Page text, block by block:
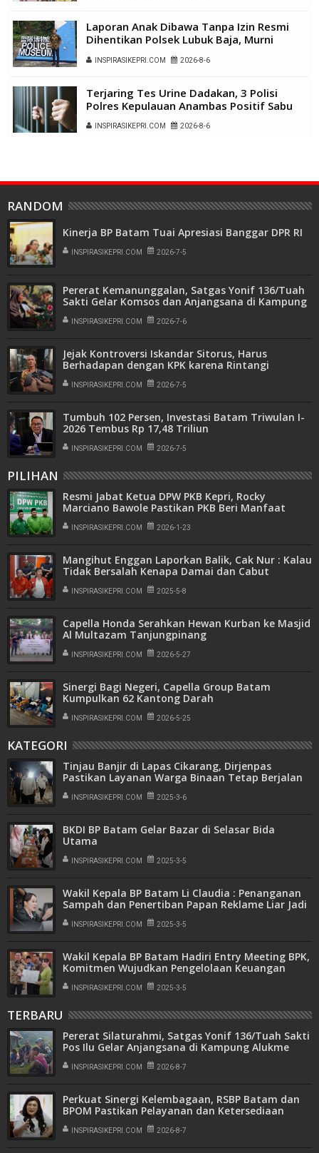
Laporan Anak Dibawa Tanpa Izin Resmi
Dihentikan Polsek Lubuk Baja, Murni
Sengketa Hak Asuh
INSPIRASIKEPRI.COM 2026-8-6
Terjaring Tes Urine Dadakan, 3 Polisi
Polres Kepulauan Anambas Positif Sabu
INSPIRASIKEPRI.COM 2026-8-6
RANDOM
Kinerja BP Batam Tuai Apresiasi Banggar DPR RI
INSPIRASIKEPRI.COM 2026-7-5
Pererat Kemanunggalan, Satgas Yonif 136/Tuah
Sakti Gelar Komsos dan Anjangsana di Kampung
Anepalui
INSPIRASIKEPRI.COM 2026-7-6
Jejak Kontroversi Iskandar Sitorus, Harus
Berhadapan dengan KPK karena Rintangi
Penyidikan dan Disorot Isu "Uang Damai"
INSPIRASIKEPRI.COM 2026-7-5
Tumbuh 102 Persen, Investasi Batam Triwulan I-
2026 Tembus Rp 17,48 Triliun
INSPIRASIKEPRI.COM 2026-7-5
PILIHAN
Resmi Jabat Ketua DPW PKB Kepri, Rocky
Marciano Bawole Pastikan PKB Beri Manfaat
Nyata Bagi Masyarakat
INSPIRASIKEPRI.COM 2026-1-23
Mangihut Enggan Laporkan Balik, Cak Nur : Kalau
Tidak Bersalah Kenapa Damai dan Cabut
Laporan
INSPIRASIKEPRI.COM 2025-5-8
Capella Honda Serahkan Hewan Kurban ke Masjid
Al Multazam Tanjungpinang
INSPIRASIKEPRI.COM 2026-5-27
Sinergi Bagi Negeri, Capella Group Batam
Kumpulkan 62 Kantong Darah
INSPIRASIKEPRI.COM 2026-5-25
KATEGORI
Tinjau Banjir di Lapas Cikarang, Dirjenpas
Pastikan Layanan Warga Binaan Tetap Berjalan
INSPIRASIKEPRI.COM 2025-3-6
BKDI BP Batam Gelar Bazar di Selasar Bida
Utama
INSPIRASIKEPRI.COM 2025-3-5
Wakil Kepala BP Batam Li Claudia : Penanganan
Sampah dan Penertiban Papan Reklame Liar Jadi
Prioritas
INSPIRASIKEPRI.COM 2025-3-5
Wakil Kepala BP Batam Hadiri Entry Meeting BPK,
Komitmen Wujudkan Pengelolaan Keuangan
Transparan dan Akuntabel
INSPIRASIKEPRI.COM 2025-3-5
TERBARU
Pererat Silaturahmi, Satgas Yonif 136/Tuah Sakti
Pos Ilu Gelar Anjangsana di Kampung Alukme
INSPIRASIKEPRI.COM 2026-8-7
Perkuat Sinergi Kelembagaan, RSBP Batam dan
BPOM Pastikan Pelayanan dan Ketersediaan
Obat Aman
INSPIRASIKEPRI.COM 2026-8-7